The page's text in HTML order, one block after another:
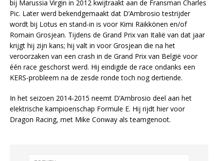
bij Marussia Virgin in 2012 kwijtraakt aan de Fransman Charles
Pic. Later werd bekendgemaakt dat D’Ambrosio testrijder
wordt bij Lotus en stand-in is voor Kimi Räikkönen en/of
Romain Grosjean. Tijdens de Grand Prix van Italië van dat jaar
krijgt hij zijn kans; hij valt in voor Grosjean die na het
veroorzaken van een crash in de Grand Prix van België voor
één race geschorst werd. Hij eindigde de race ondanks een
KERS-probleem na de zesde ronde toch nog dertiende.
In het seizoen 2014-2015 neemt D’Ambrosio deel aan het
elektrische kampioenschap Formule E. Hij rijdt hier voor
Dragon Racing, met Mike Conway als teamgenoot.